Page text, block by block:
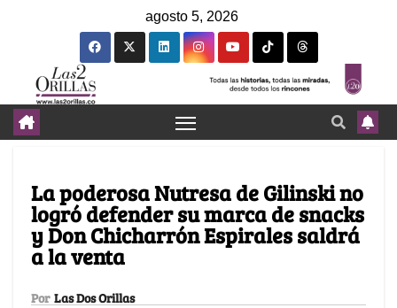
agosto 5, 2026
La poderosa Nutresa de Gilinski no
logró defender su marca de snacks
y Don Chicharrón Espirales saldrá
a la venta
Por Las Dos Orillas